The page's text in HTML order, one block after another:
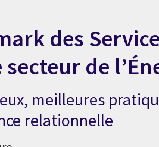
des
secteur de
meilleures
relationnelle